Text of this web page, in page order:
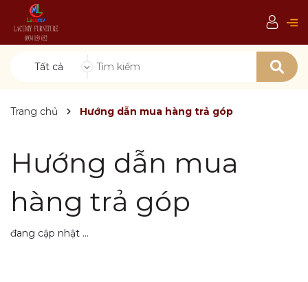
Tất cả
Trang chủ Hướng dẫn mua hàng trả góp
Hướng dẫn mua
hàng trả góp
đang cập nhật ...